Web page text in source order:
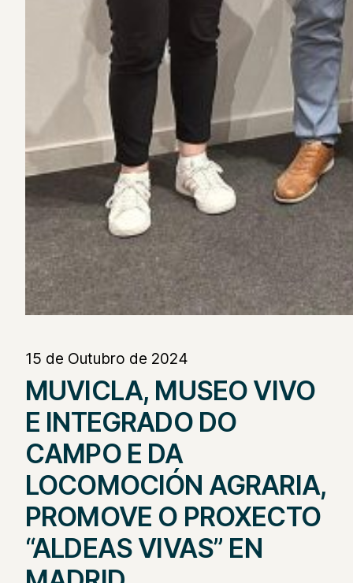
15 de Outubro de 2024
MUVICLA, MUSEO VIVO
E INTEGRADO DO
CAMPO E DA
LOCOMOCIÓN AGRARIA,
PROMOVE O PROXECTO
“ALDEAS VIVAS” EN